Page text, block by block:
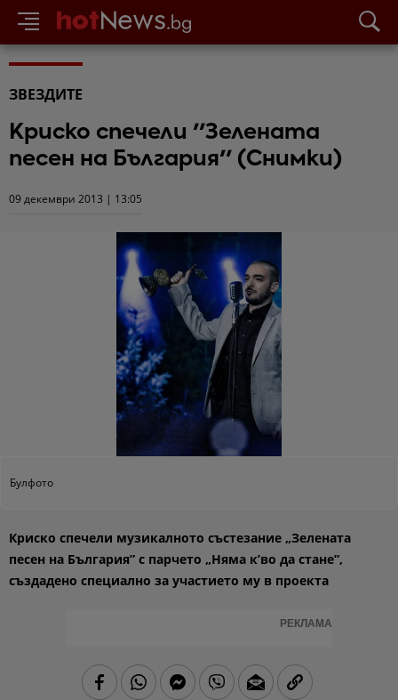
ЗВЕЗДИТЕ
Криско спечели ''Зелената
песен на България'' (Снимки)
09 декември 2013 | 13:05
Булфото
Криско спечели музикалното състезание „Зелената
песен на България” с парчето „Няма к’во да стане”,
създадено специално за участието му в проекта
РЕКЛАМА